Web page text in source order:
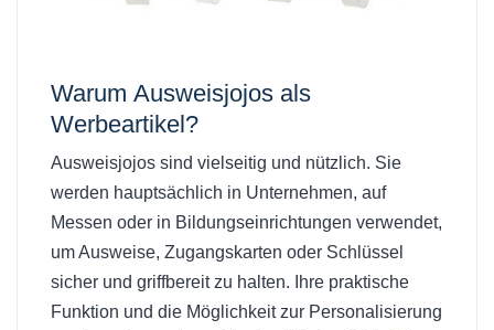
Warum Ausweisjojos als
Werbeartikel?
Ausweisjojos sind vielseitig und nützlich. Sie
werden hauptsächlich in Unternehmen, auf
Messen oder in Bildungseinrichtungen verwendet,
um Ausweise, Zugangskarten oder Schlüssel
sicher und griffbereit zu halten. Ihre praktische
Funktion und die Möglichkeit zur Personalisierung